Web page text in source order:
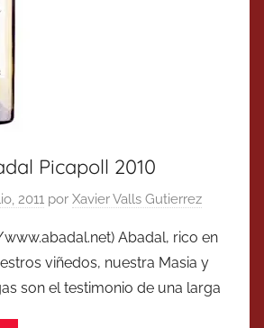
Picapoll 2010
2011 por Xavier Valls Gutierrez
Abadal, rico en
viñedos, nuestra Masia y
son el testimonio de una larga